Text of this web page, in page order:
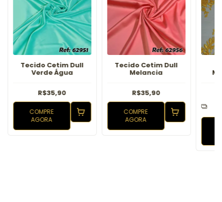
Tecido Cetim Dull
Verde Água
R$35,90
COMPRE
AGORA
Tecido Cetim Dull
Melancia
R$35,90
COMPRE
AGORA